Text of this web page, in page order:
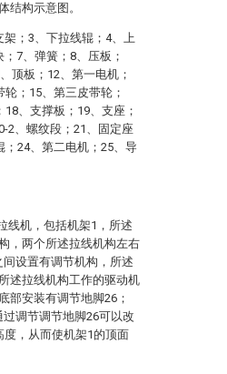
结构示意图。
；3、下拉线辊；4、上
7、弹簧；8、压板；
顶板；12、第一电机；
；15、第三皮带轮；
、支撑板；19、支座；
2、螺纹段；21、固定座
24、第二电机；25、导
线机，包括机架1，所述
，两个所述拉线机构左右
设置有调节机构，所述
述拉线机构工作的驱动机
部安装有调节地脚26；
调节调节地脚26可以改
，从而使机架1的顶面